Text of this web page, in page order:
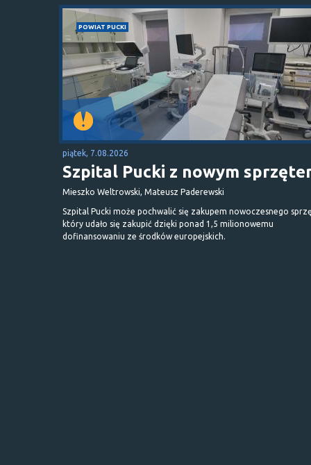
POWIAT PUCKI
piątek, 7.08.2026
Szpital Pucki z nowym
Mieszko Weltrowski, Mateusz Paderewski
Szpital Pucki może pochwalić się zakupem nowoczesnego
który udało się zakupić dzięki ponad 1,5 milionowemu
dofinansowaniu ze środków europejskich.